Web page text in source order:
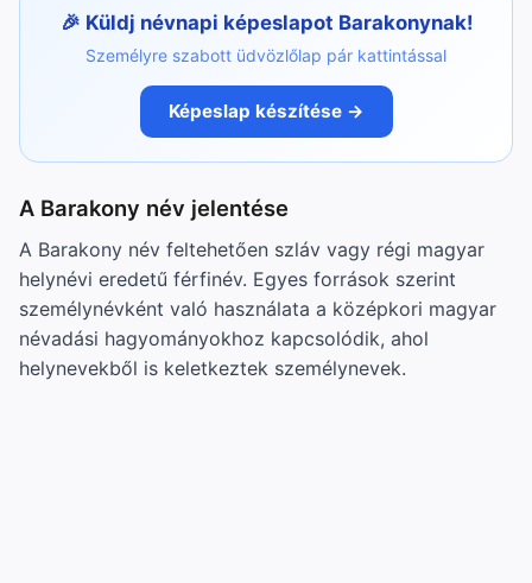
Küldj névnapi képeslapot Barakonynak!
Személyre szabott üdvözlőlap pár kattintással
Képeslap készítése →
A Barakony név jelentése
A Barakony név feltehetően szláv vagy régi magyar
helynévi eredetű férfinév. Egyes források szerint
személynévként való használata a középkori magyar
névadási hagyományokhoz kapcsolódik, ahol
helynevekből is keletkeztek személynevek.